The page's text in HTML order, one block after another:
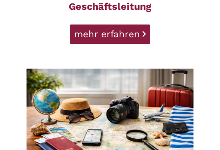
Geschäftsleitung
mehr erfahren